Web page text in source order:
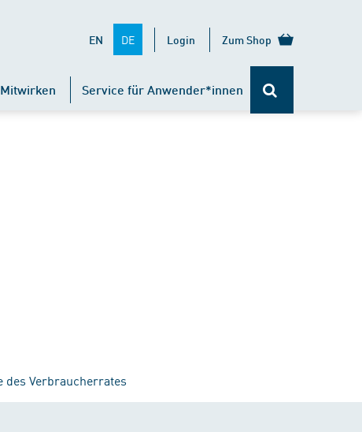
EN DE Login Zum Shop
Mitwirken Service für Anwender*innen
Verbraucherrates